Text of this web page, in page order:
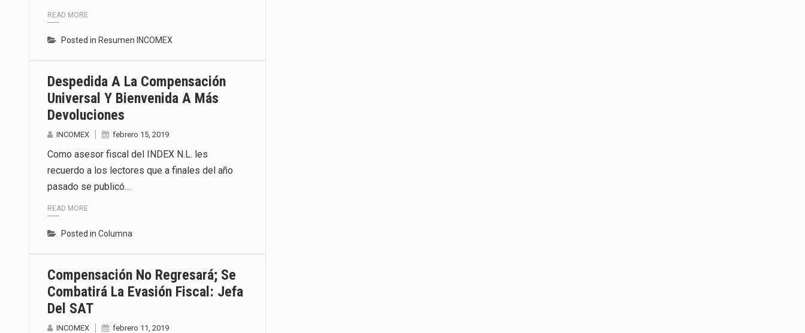
READ MORE
Posted in Resumen INCOMEX
Despedida A La Compensación
Universal Y Bienvenida A Más
Devoluciones
INCOMEX febrero 15, 2019
Como asesor fiscal del INDEX N.L. les
recuerdo a los lectores que a finales del año
pasado se publicó…
READ MORE
Posted in Columna
Compensación No Regresará; Se
Combatirá La Evasión Fiscal: Jefa
Del SAT
INCOMEX febrero 11, 2019